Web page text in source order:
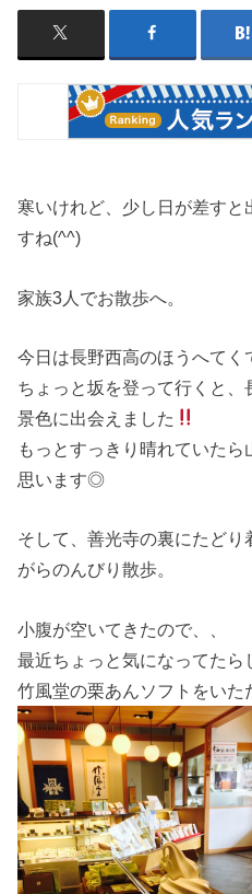
寒いけれど、少し日が差すと
すね(^^)
家族3人でお散歩へ。
今日は長野西高のほうへてく
ちょっと坂を登って行くと
景色に出会えました
もっとすっきり晴れていた
思います◎
そして、善光寺の裏にたど
がらのんびり散歩。
小腹が空いてきたので、、
最近ちょっと気になってたら
竹風堂の栗あんソフトをい